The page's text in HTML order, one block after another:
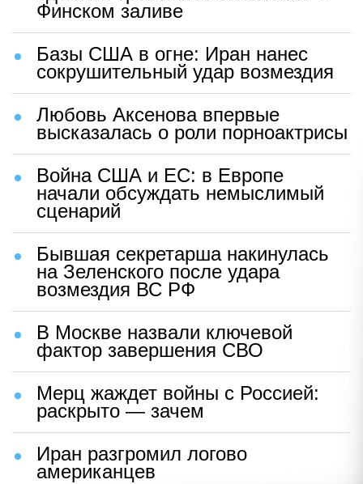
Финском заливе
Базы США в огне: Иран нанес
сокрушительный удар возмездия
Любовь Аксенова впервые
высказалась о роли порноактрисы
Война США и ЕС: в Европе
начали обсуждать немыслимый
сценарий
Бывшая секретарша накинулась
на Зеленского после удара
возмездия ВС РФ
В Москве назвали ключевой
фактор завершения СВО
Мерц жаждет войны с Россией:
раскрыто — зачем
Иран разгромил логово
американцев